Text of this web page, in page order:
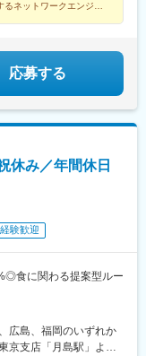
るネットワークエンジニ
応募する
休み／年間休日
験歓迎
食に関わる提案型ルー
広島、福岡のいずれか
京支店「月島駅」より